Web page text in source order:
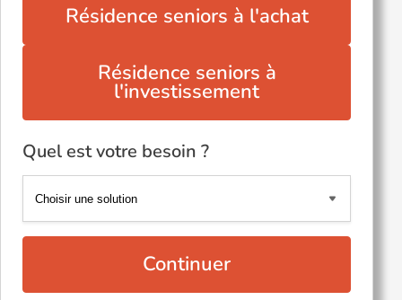
Résidence seniors à l'achat
Résidence seniors à
l'investissement
Quel est votre besoin ?
Continuer